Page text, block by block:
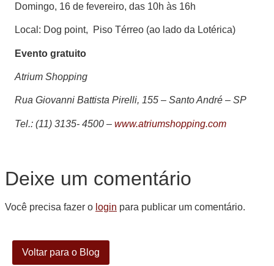
Domingo, 16 de fevereiro, das 10h às 16h
Local: Dog point, Piso Térreo (ao lado da Lotérica)
Evento gratuito
Atrium Shopping
Rua Giovanni Battista Pirelli, 155 – Santo André – SP
Tel.: (11) 3135- 4500 – www.atriumshopping.com
Deixe um comentário
Você precisa fazer o login para publicar um comentário.
Voltar para o Blog